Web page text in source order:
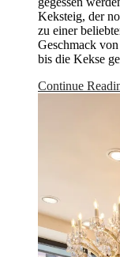
Keksteig, der
zu einer
Geschmack
bis die Kekse
Continue